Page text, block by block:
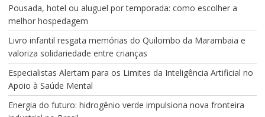
Pousada, hotel ou aluguel por temporada: como escolher a
melhor hospedagem
Livro infantil resgata memórias do Quilombo da Marambaia e
valoriza solidariedade entre crianças
Especialistas Alertam para os Limites da Inteligência Artificial no
Apoio à Saúde Mental
Energia do futuro: hidrogênio verde impulsiona nova fronteira